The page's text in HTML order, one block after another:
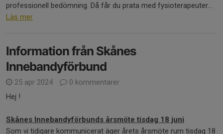
professionell bedömning. Då får du prata med fysioterapeuter...
Läs mer
Information från Skånes
Innebandyförbund
25 apr 2024
0 kommentarer
Hej !
Skånes Innebandyförbunds årsmöte tisdag 18 juni
Som vi tidigare kommunicerat äger årets årsmöte rum tisdag 18